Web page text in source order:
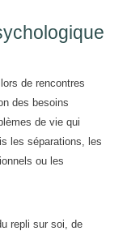
de rencontres
des besoins
de vie qui
les séparations, les
ou les
repli sur soi, de